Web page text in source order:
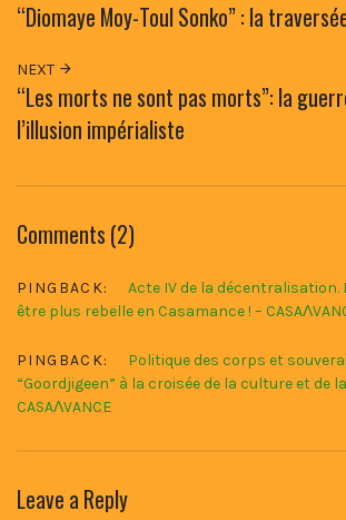
“Diomaye Moy-Toul Sonko” : la
NEXT
“Les morts ne sont pas morts”: la
l’illusion impérialiste
Comments (2)
PINGBACK:
Acte IV de la décentralisation.
être plus rebelle en Casamance ! –
PINGBACK:
Politique des corps et
“Goordjigeen” à la croisée de la culture et de
CASAɅVANCE
Leave a Reply